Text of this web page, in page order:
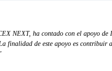
NEXT, ha contado con el apoyo de
finalidad de este apoyo es contribuir